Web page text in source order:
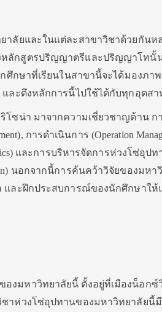
ลัยและในแต่ละสาขาวิชาด้วยกันห
งหลักสูตรปริญญาตรีและปริญญาโท
ศึกษาที่เรียนในสาขานี้จะได้มองภา
ละดึงหลักการนี้ไปใช้ได้กับทุกอุตสา
โซน่า มาจากความเชี่ยวชาญด้าน ก
การดำเนินการ (Operation
และการบริหารจัดการห่วงโซ่อุปท
นอกจากนี้การค้นคว้าวิจัยของมห
และฝึกประสบการณ์ของนักศึกษาให้
ของมหาวิทยาลัยนี้ ตั้งอยู่ที่เมืองน็อก
าห่วงโซ่อุปทานของมหาวิทยาลัยนี้